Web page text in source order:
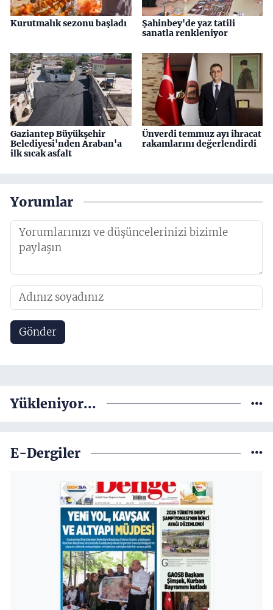
Kurutmalık sezonu başladı
Şahinbey'de yaz tatili
sanatla renkleniyor
Gaziantep Büyükşehir
Belediyesi'nden Araban'a
ilk sıcak asfalt
Ünverdi temmuz ayı ihracat
rakamlarını değerlendirdi
Yorumlar
Gönder
Yükleniyor...
E-Dergiler